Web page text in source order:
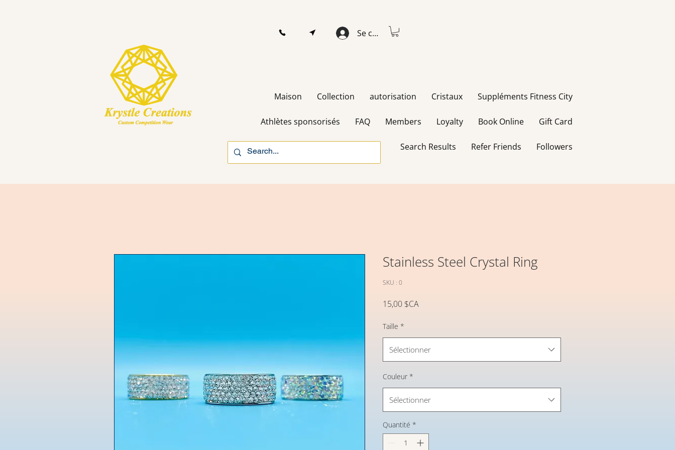
Se connecter
Maison Collection autorisation Cristaux Suppléments Fitness City
Athlètes sponsorisés FAQ Members Loyalty Book Online Gift Card
Search Results Refer Friends Followers
Stainless Steel Crystal Ring
SKU : 0
15,00 $CA
Taille *
Sélectionner
Couleur *
Sélectionner
Quantité *